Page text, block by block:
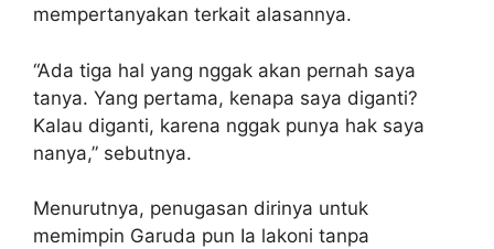
mempertanyakan terkait alasannya.
“Ada tiga hal yang nggak akan pernah saya
tanya. Yang pertama, kenapa saya diganti?
Kalau diganti, karena nggak punya hak saya
nanya,” sebutnya.
Menurutnya, penugasan dirinya untuk
memimpin Garuda pun Ia lakoni tanpa